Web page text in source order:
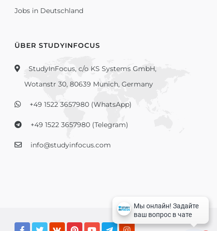
Jobs in Deutschland
ÜBER STUDYINFOCUS
StudyInFocus, c/o KS Systems GmbH,
Wotanstr 30, 80639 Munich, Germany
+49 1522 3657980 (WhatsApp)
+49 1522 3657980 (Telegram)
info@studyinfocus.com